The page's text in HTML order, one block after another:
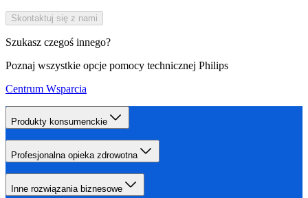
Skontaktuj się z nami
Szukasz czegoś innego?
Poznaj wszystkie opcje pomocy technicznej Philips
Centrum Wsparcia
Produkty konsumenckie
Profesjonalna opieka zdrowotna
Inne rozwiązania biznesowe